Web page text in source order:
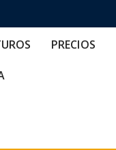
PRECIOS